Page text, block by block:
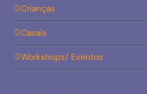
Crianças
Casais
Workshops/ Eventos